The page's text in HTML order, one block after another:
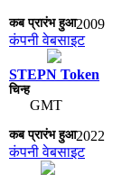
2009
कंपनी वेबसाइट
STEPN Token
GMT
2022
कंपनी वेबसाइट